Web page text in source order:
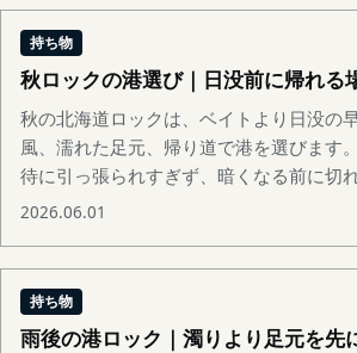
持ち物
秋ロックの港選び｜日没前に帰れる
秋の北海道ロックは、ベイトより日没の
風、濡れた足元、帰り道で港を選びます
待に引っ張られすぎず、暗くなる前に切
2026.06.01
持ち物
雨後の港ロック｜濁りより足元を先